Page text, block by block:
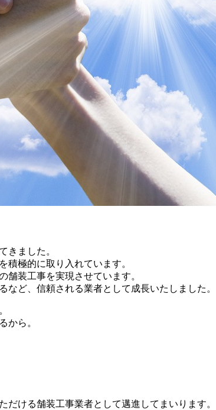
きました。
積極的に取り入れています。
舗装工事を実現させています。
ど、信頼される業者として成長いたしました。
から。
ける舗装工事業者として邁進してまいります。